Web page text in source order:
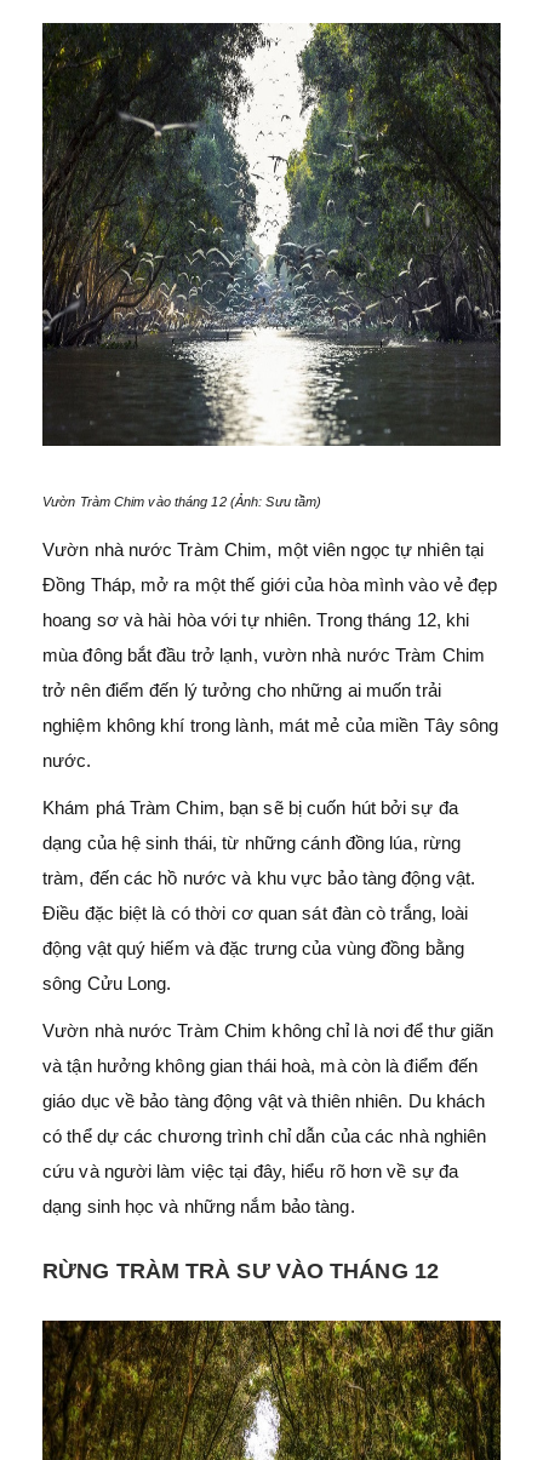
Vườn Tràm Chim vào tháng 12 (Ảnh: Sưu tầm)
Vườn nhà nước Tràm Chim, một viên ngọc tự nhiên tại
Đồng Tháp, mở ra một thế giới của hòa mình vào vẻ đẹp
hoang sơ và hài hòa với tự nhiên. Trong tháng 12, khi
mùa đông bắt đầu trở lạnh, vườn nhà nước Tràm Chim
trở nên điểm đến lý tưởng cho những ai muốn trải
nghiệm không khí trong lành, mát mẻ của miền Tây sông
nước.
Khám phá Tràm Chim, bạn sẽ bị cuốn hút bởi sự đa
dạng của hệ sinh thái, từ những cánh đồng lúa, rừng
tràm, đến các hồ nước và khu vực bảo tàng động vật.
Điều đặc biệt là có thời cơ quan sát đàn cò trắng, loài
động vật quý hiếm và đặc trưng của vùng đồng bằng
sông Cửu Long.
Vườn nhà nước Tràm Chim không chỉ là nơi để thư giãn
và tận hưởng không gian thái hoà, mà còn là điểm đến
giáo dục về bảo tàng động vật và thiên nhiên. Du khách
có thể dự các chương trình chỉ dẫn của các nhà nghiên
cứu và người làm việc tại đây, hiểu rõ hơn về sự đa
dạng sinh học và những nắm bảo tàng.
RỪNG TRÀM TRÀ SƯ VÀO THÁNG 12